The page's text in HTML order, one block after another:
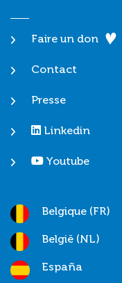
Faire un don
Contact
Presse
Linkedin
Youtube
Belgique (FR)
België (NL)
España